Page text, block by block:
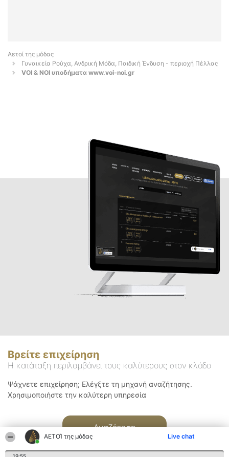
ΑΕΤΟΊ της μόδας Live chat
Αετοί της μόδας
Γυναικεία Ρούχα, Ανδρική Μόδα, Παιδική Ένδυση - περιοχή Πέλλας
VOI & NOI υποδήματα www.voi-noi.gr
Βρείτε επιχείρηση
Η κατάταξη περιλαμβάνει τους καλύτερους στον κλάδο
Ψάχνετε επιχείρηση; Ελέγξτε τη μηχανή αναζήτησης.
Χρησιμοποιήστε την καλύτερη υπηρεσία
Αναζήτηση